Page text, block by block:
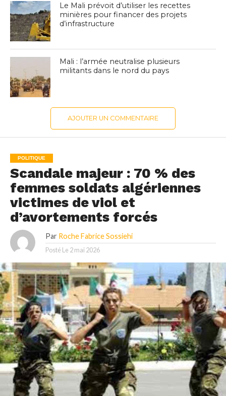
Le Mali prévoit d’utiliser les recettes
minières pour financer des projets
d’infrastructure
Mali : l’armée neutralise plusieurs
militants dans le nord du pays
AJOUTER UN COMMENTAIRE
POLITIQUE
Scandale majeur : 70 % des
femmes soldats algériennes
victimes de viol et
d’avortements forcés
Par Roche Fabrice Sossiehi
Posté Le 2 mai 2026